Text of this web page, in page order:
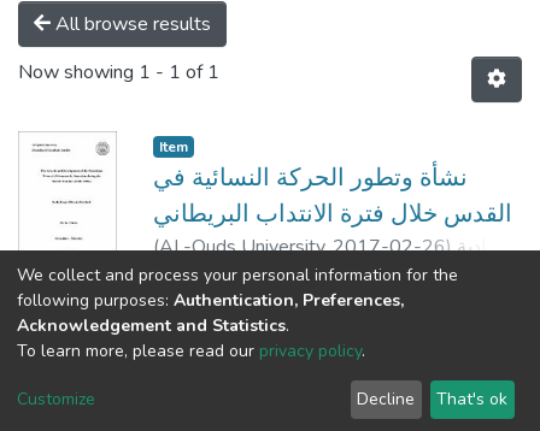
All browse results
Now showing 1 - 1 of 1
Item
نشأة وتطور الحركة النسائية في
القدس خلال فترة الانتداب البريطاني
(AL-Quds University,2017-02-26)نادية
عصام مصطفى حرحش;Nadia Issam Mustafa
Harhash; د. فدوى اللبدي ;د. نظمي
الجعبة
Show more
Cookie
End User
Agreement
Send
Feedback
We collect and process your personal information for the
following purposes: Authentication, Preferences,
Acknowledgement and Statistics.
To learn more, please read our privacy policy.
Customize Decline That's ok